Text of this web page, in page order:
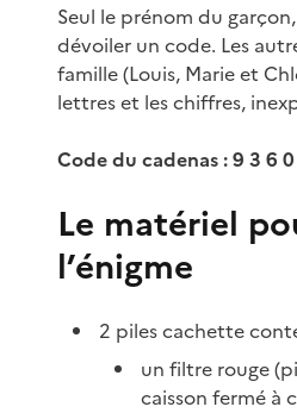
Seul le prénom du
dévoiler un code. Les
famille (Louis, Marie et
lettres et les chiffres,
Code du cadenas : 9 3 6
Le matériel
l’énigme
2 piles cachette
un filtre rouge
caisson fermé à